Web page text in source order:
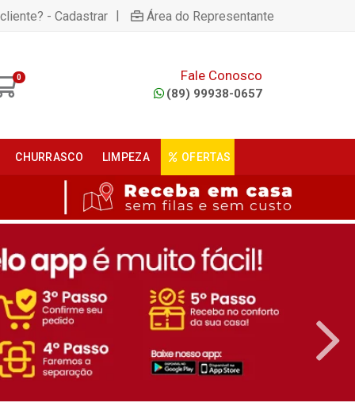
- Cadastrar | Área do Representante
0 Fale Conosco
(89) 99938-0657
CHURRASCO LIMPEZA OFERTAS